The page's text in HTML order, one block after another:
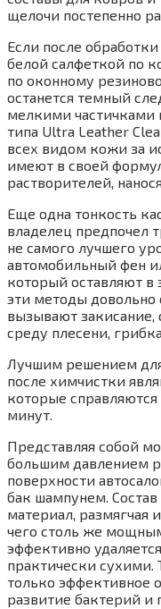
щелочи постепенно
Если после
белой салфеткой по
по оконному
останется темный
мелкими частичками
типа Ultra Leather
всех видом кожи за
имеют в своей
растворителей,
Еще одна тонкость
владелец предпочел
не самого лучшего
автомобильный фен
который оставляют в
эти методы довольно
вызывают
среду плесени,
Лучшим решением
после химчистки
которые справляются
минут.
Представляя собой
большим давлением
поверхности
бак шампунем. Состав
материал, размягчая
чего столь же
эффективно
практически сухими.
только эффективное
развитие бактерий и